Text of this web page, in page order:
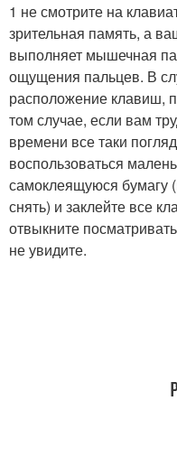
1 не смотрите на
зрительная память, а
выполняет мышечная
ощущения пальцев. В
расположение клавиш,
том случае, если вам
времени все таки
воспользоваться
самоклеящуюся бумагу
снять) и заклейте все
отвыкните
не увидите.